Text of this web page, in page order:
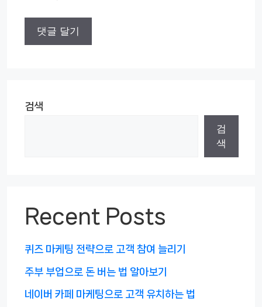
검색
검
색
Recent Posts
퀴즈 마케팅 전략으로 고객 참여 늘리기
주부 부업으로 돈 버는 법 알아보기
네이버 카페 마케팅으로 고객 유치하는 법